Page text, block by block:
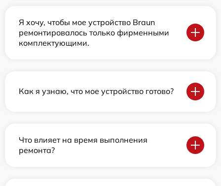
Я хочу, чтобы мое устройство Braun
ремонтировалось только фирменными
комплектующими.
Как я узнаю, что мое устройство готово?
Что влияет на время выполнения
ремонта?